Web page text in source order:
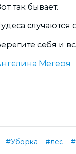
так бывает.
случаются
себя и
Мегеря
#Уборка #лес